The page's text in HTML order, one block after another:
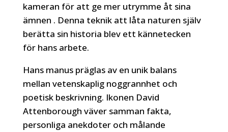
kameran för att ge mer utrymme åt sina
ämnen . Denna teknik att låta naturen själv
berätta sin historia blev ett kännetecken
för hans arbete.
Hans manus präglas av en unik balans
mellan vetenskaplig noggrannhet och
poetisk beskrivning. Ikonen David
Attenborough väver samman fakta,
personliga anekdoter och målande